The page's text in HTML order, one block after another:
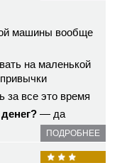
машины вообще
на маленькой
за все это время
— да
ПОДРОБНЕЕ